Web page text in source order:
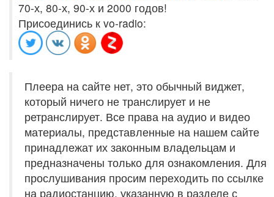
70-х, 80-х, 90-х и 2000 годов!
Присоединись к vo-radio:
Плеера на сайте нет, это обычный виджет,
который ничего не транслирует и не
ретранслирует. Все права на аудио и видео
материалы, представленные на нашем сайте
принадлежат их законным владельцам и
предназначены только для ознакомления. Для
прослушивания просим переходить по ссылке
на радиостанцию, указанную в разделе с